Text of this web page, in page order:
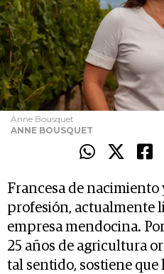
Anne Bousquet
ANNE BOUSQUET
Francesa de nacimiento
profesión, actualmente
empresa mendocina.
25 años de agricultura
tal sentido, sostiene